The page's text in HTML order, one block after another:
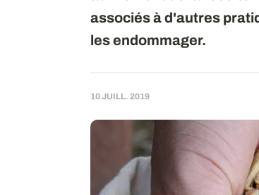
associés à d'autres
les endommager.
10 JUILL. 2019